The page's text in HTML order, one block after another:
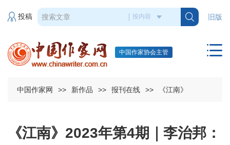
旧版
投稿
中国作家协会主管
中国作家网 >> 新作品 >> 报刊在线 >> 《江南》
《江南》2023年第4期｜李治邦：